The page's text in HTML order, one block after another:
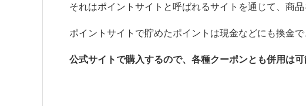
それはポイントサイトと呼ばれるサイトを通じて、商品
ポイントサイトで貯めたポイントは現金などにも換金
公式サイトで購入するので、各種クーポンとも併用は可